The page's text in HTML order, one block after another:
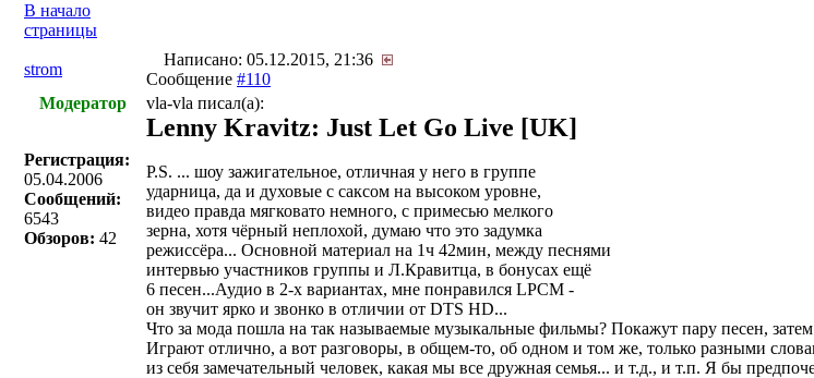
В начало
страницы
strom
Написано: 05.12.2015, 21:36
Сообщение #110
Модератор
Регистрация:
05.04.2006
Сообщений:
6543
Обзоров: 42
vla-vla писал(a):
Lenny Kravitz: Just Let Go Live [UK]
P.S. ... шоу зажигательное, отличная у него в группе
ударница, да и духовые с саксом на высоком уровне,
видео правда мягковато немного, с примесью мелкого
зерна, хотя чёрный неплохой, думаю что это задумка
режиссёра... Основной материал на 1ч 42мин, между песнями
интервью участников группы и Л.Кравитца, в бонусах ещё
6 песен...Аудио в 2-х вариантах, мне понравился LPCM -
он звучит ярко и звонко в отличии от DTS HD...
Что за мода пошла на так называемые музыкальные фильмы? Покажут пару песен,
Играют отлично, а вот разговоры, в общем-то, об одном и том же, только разными
из себя замечательный человек, какая мы все дружная семья... и т.д., и т.п. Я бы